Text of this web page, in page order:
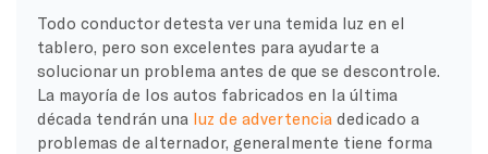
Todo conductor detesta ver una temida luz en el
tablero, pero son excelentes para ayudarte a
solucionar un problema antes de que se descontrole.
La mayoría de los autos fabricados en la última
década tendrán una luz de advertencia dedicado a
problemas de alternador, generalmente tiene forma